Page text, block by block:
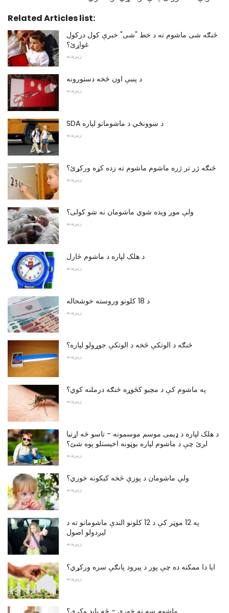
Related Articles list:
څنګه شی ماشوم ته د خط "شی" خبرې کول درکول
غواړئ؟
زېږېدنه
د پنبې اون څخه دستورونه
زېږېدنه
SDA د ښوونځي د ماشومانو لپاره
زېږېدنه
څنګه ژر تر ژره ماشوم ماشوم ته زده کړه ورکړئ؟
زېږېدنه
ولې موږ ویده شوي ماشومان نه شو کولی؟
زېږېدنه
د هلک لپاره د ماشوم څارل
زېږېدنه
د 18 کلونو وروسته خوشحاله
زېږېدنه
څنګه د الوتکې څخه د الوتکې جوړولو لپاره؟
زېږېدنه
په ماشوم کې د مچیو کڅوړه څنګه درملنه کوي؟
زېږېدنه
د هلک لپاره د ډیمی موسم موسمونه - تاسو څه اړتیا
لرئ چې د ماشوم لپاره بوټونه اخیستلو پوه شئ؟
زېږېدنه
ولې ماشومان د پوزې څخه کیکونه خوري؟
زېږېدنه
په 12 موټر کې د 12 کلونو الندې ماشومانو ته د
لیږدولو اصول
زېږېدنه
ایا دا ممکنه ده چې پور د پیرود پانګې سره ورکړي؟
زېږېدنه